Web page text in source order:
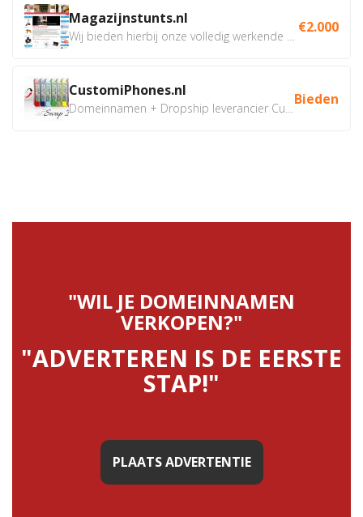
Magazijnstunts.nl €2.000
CustomiPhones.nl Bieden
"WIL JE DOMEINNAMEN
VERKOPEN?"
"ADVERTEREN IS DE EERSTE
STAP!"
PLAATS ADVERTENTIE